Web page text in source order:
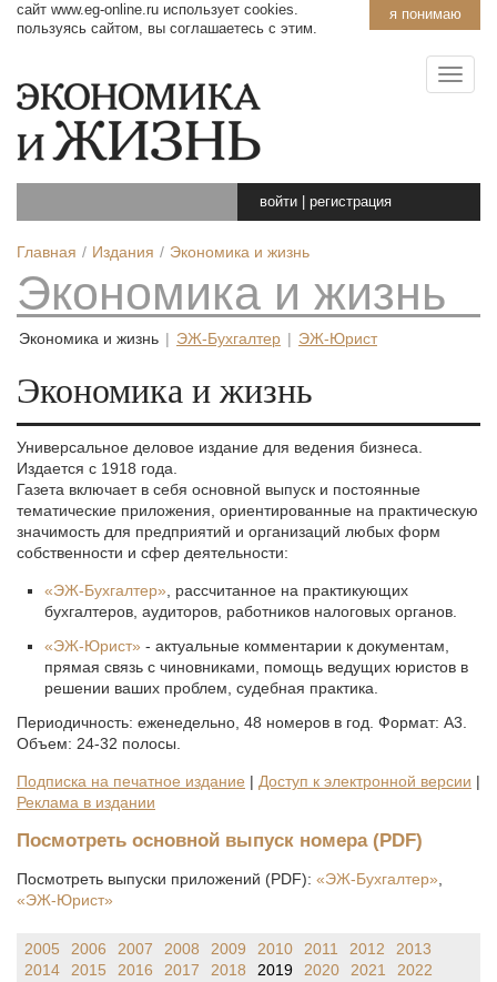
я понимаю
сайт www.eg-online.ru использует cookies.
пользуясь сайтом, вы соглашаетесь с этим.
войти регистрация
Главная Издания Экономика и жизнь
Экономика и жизнь
Экономика и жизнь ЭЖ-Бухгалтер ЭЖ-Юрист
Экономика и жизнь
Универсальное деловое издание для ведения бизнеса.
Издается с 1918 года.
Газета включает в себя основной выпуск и постоянные
тематические приложения, ориентированные на практическую
значимость для предприятий и организаций любых форм
собственности и сфер деятельности:
«ЭЖ-Бухгалтер» , рассчитанное на практикующих
бухгалтеров, аудиторов, работников налоговых органов.
«ЭЖ-Юрист» - актуальные комментарии к документам,
прямая связь с чиновниками, помощь ведущих юристов в
решении ваших проблем, судебная практика.
Периодичность: еженедельно, 48 номеров в год. Формат: A3.
Объем: 24-32 полосы.
Подписка на печатное издание | Доступ к электронной версии |
Реклама в издании
Посмотреть основной выпуск номера (PDF)
Посмотреть выпуски приложений (PDF): «ЭЖ-Бухгалтер»
«ЭЖ-Юрист»
2005 2006 2007 2008 2009 2010 2011 2012
2013
2014
2015 2016 2017 2018 2019 2020 2021
2022